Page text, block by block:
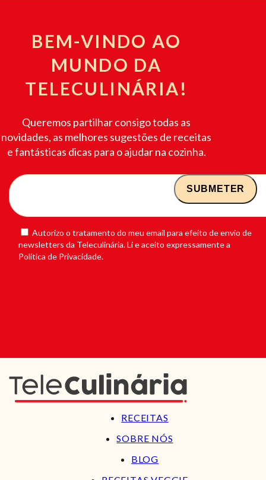
BEM-VINDO AO
MUNDO DA
TELECULINÁRIA!
Queremos partilhar consigo todas as
novidades, as melhores sugestões de receitas
e fantásticas dicas para o ajudar na cozinha.
Autorizo o tratamento do meu email para efeito de envio de
newsletters da Teleculinária. Li e aceito expressamente a
Política de Privacidade.
RECEITAS
SOBRE NÓS
BLOG